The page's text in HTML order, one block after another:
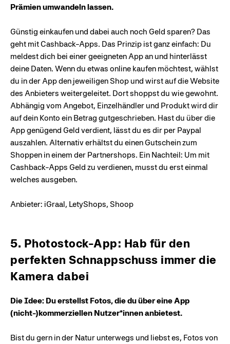
Prämien umwandeln lassen.
Günstig einkaufen und dabei auch noch Geld sparen? Das
geht mit Cashback-Apps. Das Prinzip ist ganz einfach: Du
meldest dich bei einer geeigneten App an und hinterlässt
deine Daten. Wenn du etwas online kaufen möchtest, wählst
du in der App den jeweiligen Shop und wirst auf die Website
des Anbieters weitergeleitet. Dort shoppst du wie gewohnt.
Abhängig vom Angebot, Einzelhändler und Produkt wird dir
auf dein Konto ein Betrag gutgeschrieben. Hast du über die
App genügend Geld verdient, lässt du es dir per Paypal
auszahlen. Alternativ erhältst du einen Gutschein zum
Shoppen in einem der Partnershops. Ein Nachteil: Um mit
Cashback-Apps Geld zu verdienen, musst du erst einmal
welches ausgeben.
Anbieter: iGraal, LetyShops, Shoop
5. Photostock-App: Hab für den
perfekten Schnappschuss immer die
Kamera dabei
Die Idee: Du erstellst Fotos, die du über eine App
(nicht-)kommerziellen Nutzer*innen anbietest.
Bist du gern in der Natur unterwegs und liebst es, Fotos von